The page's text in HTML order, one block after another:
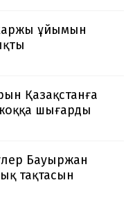
ұйымын
Қазақстанға
шығарды
Бауыржан
тақтасын